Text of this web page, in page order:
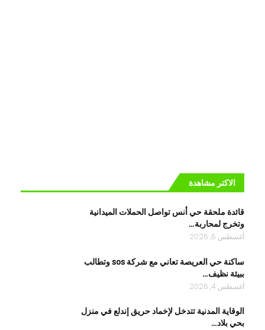
الاكتر مشاهدة
قائدة ملحقة حي أنس تواصل الحملات الميدانية
وتخرج لمحاربة…
أغسطس 6, 2026
ساكنة حي العريصة تعاني مع شركة sos وتطالب
ببيئة نظيف…
أغسطس 4, 2026
الوقاية المدنية تتدخل لإخماد حريق إندلع في منزل
بحي بلاد…